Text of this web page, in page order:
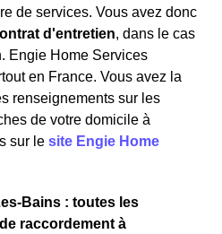
de services. Vous avez donc
d'entretien, dans le cas
Engie Home Services
en France. Vous avez la
renseignements sur les
de votre domicile à
sur le site Engie Home
Bains : toutes les
raccordement à